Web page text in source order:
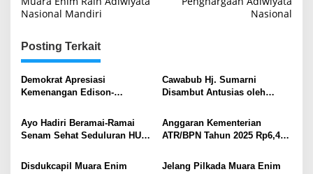
Nasional Mandiri
Nasional
Posting Terkait
Demokrat Apresiasi
Kemenangan Edison-
untuk Muara Enim Lebih
Maju
Cawabub Hj. Sumarni
Disambut Antusias oleh
Jumenang, Kecamatan
Rambang Niru
Ayo Hadiri Beramai-Ramai
Senam Sehat Seduluran HUT
Anggaran Kementerian
ATR/BPN Tahun 2025 Rp6,4
DPR Ri, Menteri AHY: Alokasi
Disdukcapil Muara Enim
Jelang Pilkada Muara Enim